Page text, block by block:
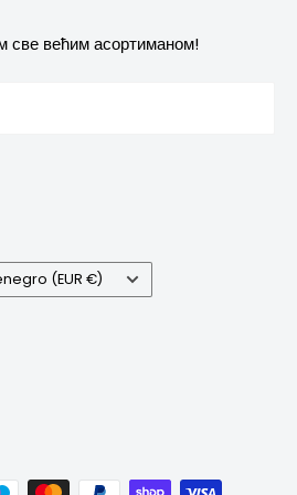
и електронској опреми
све већим асортиманом!
region(EUR €)